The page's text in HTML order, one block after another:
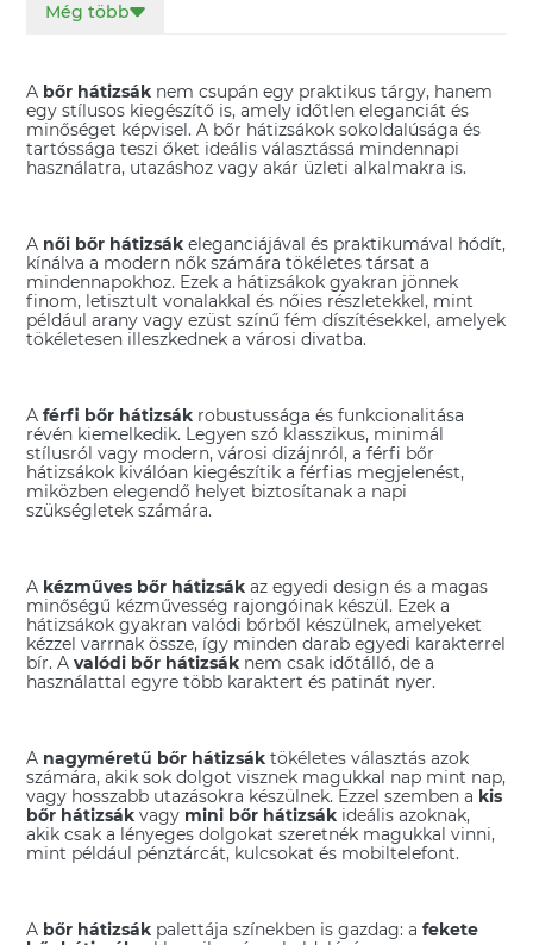
Bevásárló táska
Kismamatáska
Kézitáskák, alkalmi clutch táskák
Menyasszonyi szütyők és táskák Mini hátizsák
Nagyméretű női táska
Oldaltáskák, váll- és kézitáskák
Pelenkázó táskák Rolltop hátizsák
Sporttáska Táska kiegészítők Táskaakasztó
Táskadísz Táskapántok
Vállon átvetős táska
Vászontáska, shopper táska, szatyor Övtáskák
Még több
A bőr hátizsák nem csupán egy praktikus tárgy, hanem
egy stílusos kiegészítő is, amely időtlen eleganciát és
minőséget képvisel. A bőr hátizsákok sokoldalúsága és
tartóssága teszi őket ideális választássá mindennapi
használatra, utazáshoz vagy akár üzleti alkalmakra is.
A női bőr hátizsák eleganciájával és praktikumával hódít,
kínálva a modern nők számára tökéletes társat a
mindennapokhoz. Ezek a hátizsákok gyakran jönnek
finom, letisztult vonalakkal és nőies részletekkel, mint
például arany vagy ezüst színű fém díszítésekkel, amelyek
tökéletesen illeszkednek a városi divatba.
Aférfi bőr hátizsák robustussága és funkcionalitása
révén kiemelkedik. Legyen szó klasszikus, minimál
stílusról vagy modern, városi dizájnról, a férfi bőr
hátizsákok kiválóan kiegészítik a férfias megjelenést,
miközben elegendő helyet biztosítanak a napi
szükségletek számára.
A kézműves bőr hátizsák az egyedi design és a magas
minőségű kézművesség rajongóinak készül. Ezek a
hátizsákok gyakran valódi bőrből készülnek, amelyeket
kézzel varrnak össze, így minden darab egyedi karakterrel
bír. Avalódi bőr hátizsák nem csak időtálló, de a
használattal egyre több karaktert és patinát nyer.
A nagyméretű bőr hátizsák tökéletes választás azok
számára, akik sok dolgot visznek magukkal nap mint nap,
vagy hosszabb utazásokra készülnek. Ezzel szemben a kis
bőr hátizsák vagy mini bőr hátizsák ideális azoknak,
akik csak a lényeges dolgokat szeretnék magukkal vinni,
mint például pénztárcát, kulcsokat és mobiltelefont.
A bőr hátizsák palettája színekben is gazdag: afekete